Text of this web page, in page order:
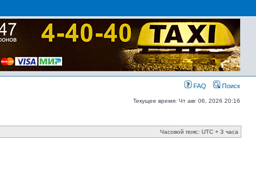
FAQ Поиск
Текущее время: Чт авг 06, 2026 20:16
Часовой пояс: UTC + 3 часа